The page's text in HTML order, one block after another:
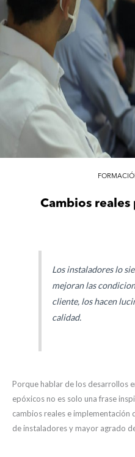
Cambios reales
Los instaladores lo
mejoran las
cliente, los hacen
calidad.
Porque hablar de los desarrollos
epóxicos no es solo una frase
cambios reales e
de instaladores y mayor agrado